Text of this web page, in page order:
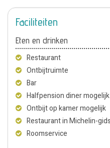
Faciliteiten
Eten en drinken
Restaurant
Ontbijtruimte
Bar
Halfpension diner mogelijk
Ontbijt op kamer mogelijk
Restaurant in Michelin-gids
Roomservice